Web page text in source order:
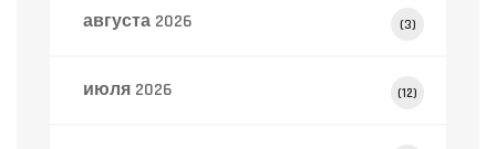
августа 2026 (3)
июля 2026 (12)